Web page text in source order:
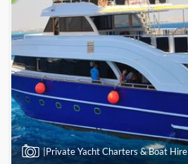
|Private Yacht Charters & Boat Hire